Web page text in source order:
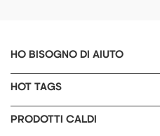
sulla sinterizzazione della
HO BISOGNO DI AIUTO
HOT TAGS
PRODOTTI CALDI